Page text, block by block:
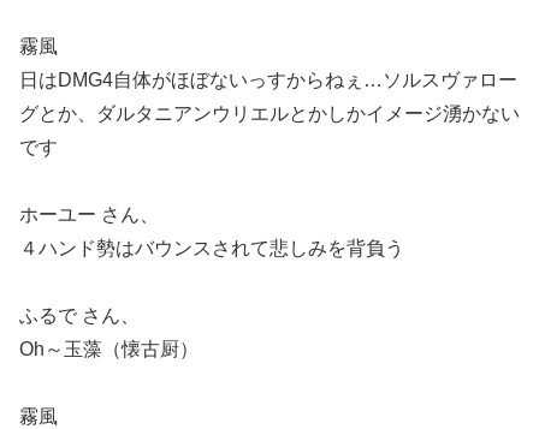
霧風
日はDMG4自体がほぼないっすからねぇ…ソルスヴァロー
グとか、ダルタニアンウリエルとかしかイメージ湧かない
です
ホーユー さん、
４ハンド勢はバウンスされて悲しみを背負う
ふるで さん、
Oh～玉藻（懐古厨）
霧風